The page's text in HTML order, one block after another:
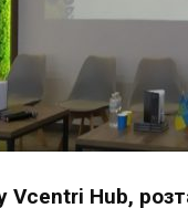
Vcentri Hub,